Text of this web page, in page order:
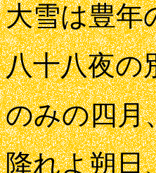
大雪は豊年
八十八夜の
のみの四月
降れよ朔日